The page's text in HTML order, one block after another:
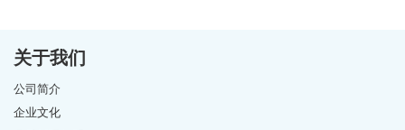
关于我们
公司简介
企业文化